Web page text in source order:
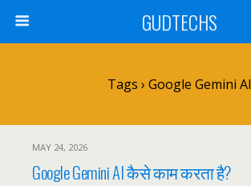
GUDTECHS
Tags › Google Gemini AI
MAY 24, 2026
Google Gemini AI कैसे काम करता है?